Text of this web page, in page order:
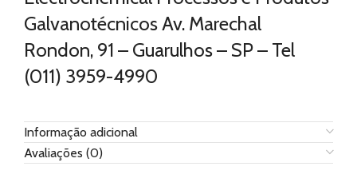
Galvanotécnicos Av. Marechal
Rondon, 91 – Guarulhos – SP – Tel
(011) 3959-4990
Informação adicional
Avaliações (0)